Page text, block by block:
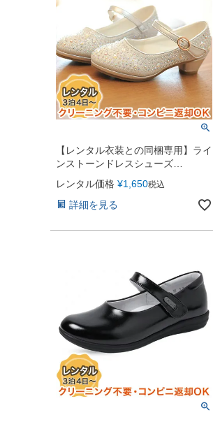
【レンタル衣装との同梱専用】ライ
ンストーンドレスシューズ
レンタル価格 ¥1,650税込
詳細を見る